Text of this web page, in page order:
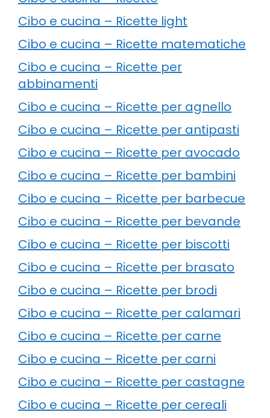
Cibo e cucina – Ricette light
Cibo e cucina – Ricette matematiche
Cibo e cucina – Ricette per
abbinamenti
Cibo e cucina – Ricette per agnello
Cibo e cucina – Ricette per antipasti
Cibo e cucina – Ricette per avocado
Cibo e cucina – Ricette per bambini
Cibo e cucina – Ricette per barbecue
Cibo e cucina – Ricette per bevande
Cibo e cucina – Ricette per biscotti
Cibo e cucina – Ricette per brasato
Cibo e cucina – Ricette per brodi
Cibo e cucina – Ricette per calamari
Cibo e cucina – Ricette per carne
Cibo e cucina – Ricette per carni
Cibo e cucina – Ricette per castagne
Cibo e cucina – Ricette per cereali